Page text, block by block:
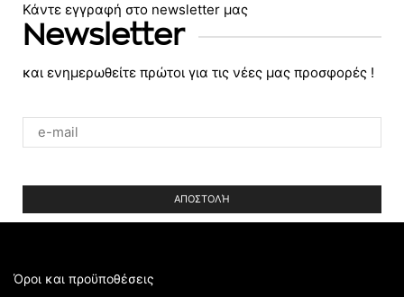
Κάντε εγγραφή στο newsletter μας
Newsletter
και ενημερωθείτε πρώτοι για τις νέες μας προσφορές !
field
Όροι και προϋποθέσεις